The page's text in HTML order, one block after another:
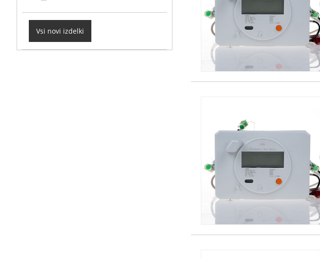
Vsi novi izdelki